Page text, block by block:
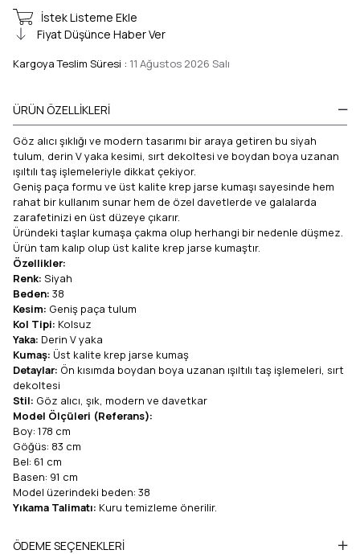
İstek Listeme Ekle
Fiyat Düşünce Haber Ver
Kargoya Teslim Süresi : 11 Ağustos 2026 Salı
ÜRÜN ÖZELLIKLERI
Göz alıcı şıklığı ve modern tasarımı bir araya getiren bu siyah
tulum, derin V yaka kesimi, sırt dekoltesi ve boydan boya uzanan
ışıltılı taş işlemeleriyle dikkat çekiyor.
Geniş paça formu ve üst kalite krep jarse kumaşı sayesinde hem
rahat bir kullanım sunar hem de özel davetlerde ve galalarda
zarafetinizi en üst düzeye çıkarır.
Üründeki taşlar kumaşa çakma olup herhangi bir nedenle düşmez.
Ürün tam kalıp olup üst kalite krep jarse kumaştır.
Özellikler:
Renk: Siyah
Beden: 38
Kesim: Geniş paça tulum
Kol Tipi: Kolsuz
Yaka: Derin V yaka
Kumaş: Üst kalite krep jarse kumaş
Detaylar: Ön kısımda boydan boya uzanan ışıltılı taş işlemeleri, sırt
dekoltesi
Stil: Göz alıcı, şık, modern ve davetkar
Model Ölçüleri (Referans):
Boy: 178 cm
Göğüs: 83 cm
Bel: 61 cm
Basen: 91 cm
Model üzerindeki beden: 38
Yıkama Talimatı: Kuru temizleme önerilir.
ÖDEME SEÇENEKLERI